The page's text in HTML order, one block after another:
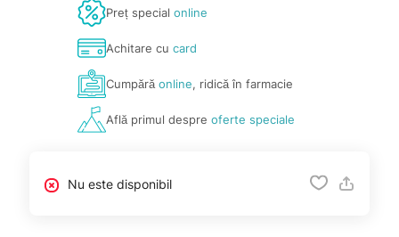
Preț special online
Achitare cu card
Cumpărăonline, ridică în farmacie
Află primul despre oferte speciale
Nu este disponibil